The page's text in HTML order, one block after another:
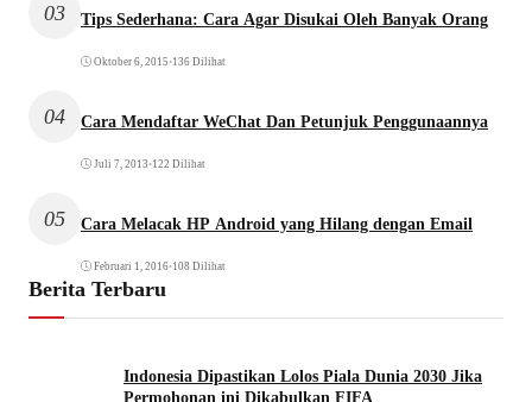
03 Tips Sederhana: Cara Agar Disukai Oleh Banyak Orang
Oktober 6, 2015 •136 Dilihat
04 Cara Mendaftar WeChat Dan Petunjuk Penggunaannya
Juli 7, 2013 •122 Dilihat
05 Cara Melacak HP Android yang Hilang dengan Email
Februari 1, 2016•108 Dilihat
Berita Terbaru
Indonesia Dipastikan Lolos Piala Dunia 2030 Jika
Permohonan ini Dikabulkan FIFA